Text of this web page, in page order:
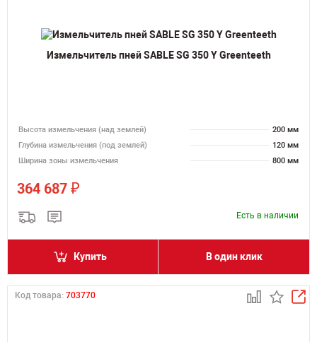
Измельчитель пней SABLE SG 350 Y Greenteeth
Высота измельчения (над землей)
200 мм
Глубина измельчения (под землей)
120 мм
Ширина зоны измельчения
800 мм
364 687 ₽
Есть в наличии
Купить В один клик
Код товара: 703770